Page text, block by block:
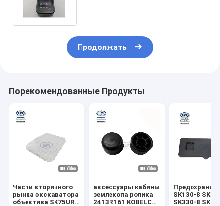
Продолжать
Порекомендованные Продукты
Части вторичного
рынка экскаватора
объектива SK75UR-
аксессуары кабины
землекопа ролика
2413R161 KOBELCO
SK130-8
SK330-8